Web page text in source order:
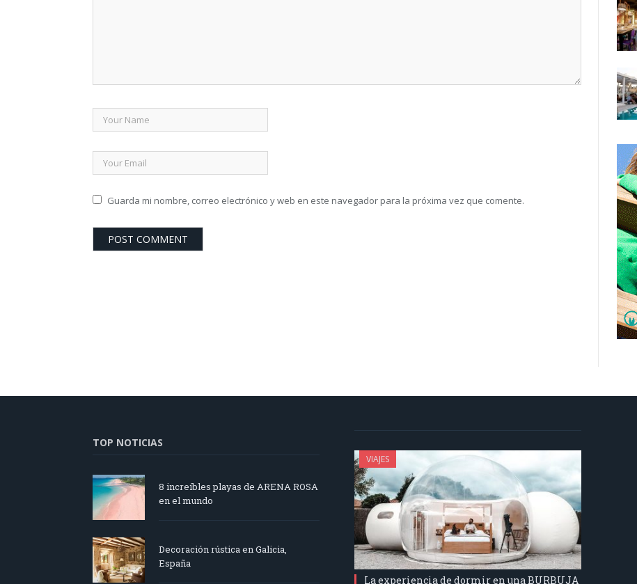
Guarda mi nombre, correo electrónico y web en este navegador para la próxima vez que comente.
TOP NOTICIAS
8 increíbles playas de ARENA ROSA
en el mundo
Decoración rústica en Galicia,
España
VIAJES
La experiencia de dormir en una BURBUJA